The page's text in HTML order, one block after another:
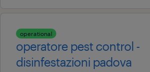
operational
operatore pest control -
disinfestazioni padova